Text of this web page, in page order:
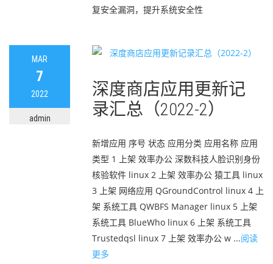
复安全漏洞，提升系统安全性
MAR
7
2022
admin
深度商店应用更新记
录汇总（2022-2）
新增应用 序号 状态 应用分类 应用名称 应用
类型 1 上架 效率办公 深数科技人脸识别身份
核验软件 linux 2 上架 效率办公 猿工具 linux
3 上架 网络应用 QGroundControl linux 4 上
架 系统工具 QWBFS Manager linux 5 上架
系统工具 BlueWho linux 6 上架 系统工具
Trustedqsl linux 7 上架 效率办公 w ...阅读
更多